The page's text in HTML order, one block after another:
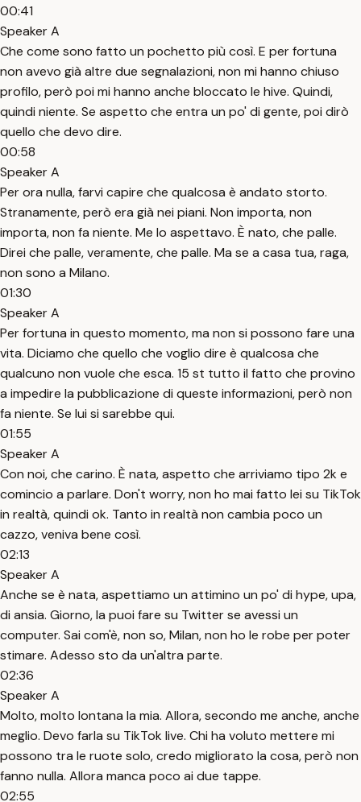
00:41
Speaker A
Che come sono fatto un pochetto più così. E per fortuna
non avevo già altre due segnalazioni, non mi hanno chiuso
profilo, però poi mi hanno anche bloccato le hive. Quindi,
quindi niente. Se aspetto che entra un po' di gente, poi dirò
quello che devo dire.
00:58
Speaker A
Per ora nulla, farvi capire che qualcosa è andato storto.
Stranamente, però era già nei piani. Non importa, non
importa, non fa niente. Me lo aspettavo. È nato, che palle.
Direi che palle, veramente, che palle. Ma se a casa tua, raga,
non sono a Milano.
01:30
Speaker A
Per fortuna in questo momento, ma non si possono fare una
vita. Diciamo che quello che voglio dire è qualcosa che
qualcuno non vuole che esca. 15 st tutto il fatto che provino
a impedire la pubblicazione di queste informazioni, però non
fa niente. Se lui si sarebbe qui.
01:55
Speaker A
Con noi, che carino. È nata, aspetto che arriviamo tipo 2k e
comincio a parlare. Don't worry, non ho mai fatto lei su TikTok
in realtà, quindi ok. Tanto in realtà non cambia poco un
cazzo, veniva bene così.
02:13
Speaker A
Anche se è nata, aspettiamo un attimino un po' di hype, upa,
di ansia. Giorno, la puoi fare su Twitter se avessi un
computer. Sai com'è, non so, Milan, non ho le robe per poter
stimare. Adesso sto da un'altra parte.
02:36
Speaker A
Molto, molto lontana la mia. Allora, secondo me anche, anche
meglio. Devo farla su TikTok live. Chi ha voluto mettere mi
possono tra le ruote solo, credo migliorato la cosa, però non
fanno nulla. Allora manca poco ai due tappe.
02:55